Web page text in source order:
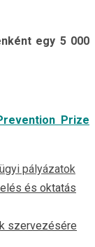
egy 5 000
Prize
pályázatok
és oktatás
szervezésére